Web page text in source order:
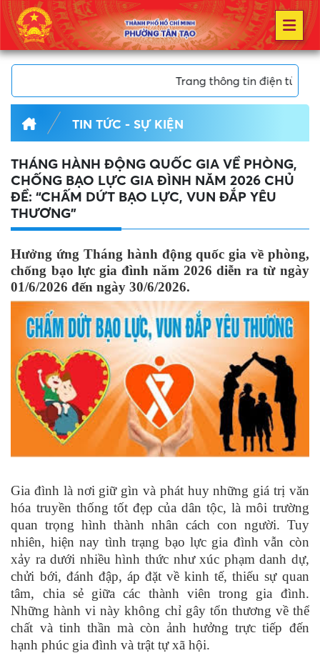
Trang thông tin điện tử Phường
TIN TỨC - SỰ KIỆN
THÁNG HÀNH ĐỘNG QUỐC GIA VỀ PHÒNG,
CHỐNG BẠO LỰC GIA ĐÌNH NĂM 2026 CHỦ
ĐỀ: “CHẤM DỨT BẠO LỰC, VUN ĐẮP YÊU
THƯƠNG”
Hưởng ứng Tháng hành động quốc gia về phòng,
chống bạo lực gia đình năm 2026 diễn ra từ ngày
01/6/2026 đến ngày 30/6/2026.
Gia đình là nơi giữ gìn và phát huy những giá trị văn
hóa truyền thống tốt đẹp của dân tộc, là môi trường
quan trọng hình thành nhân cách con người. Tuy
nhiên, hiện nay tình trạng bạo lực gia đình vẫn còn
xảy ra dưới nhiều hình thức như xúc phạm danh dự,
chửi bới, đánh đập, áp đặt về kinh tế, thiếu sự quan
tâm, chia sẻ giữa các thành viên trong gia đình.
Những hành vi này không chỉ gây tổn thương về thể
chất và tinh thần mà còn ảnh hưởng trực tiếp đến
hạnh phúc gia đình và trật tự xã hội.